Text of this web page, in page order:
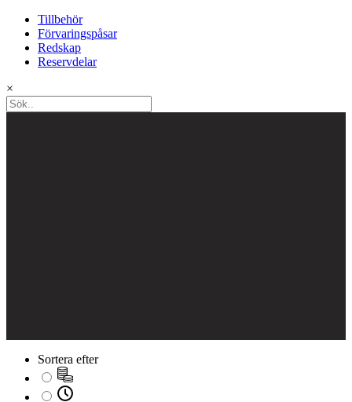
Tillbehör
Förvaringspåsar
Redskap
Reservdelar
×
Sortera efter